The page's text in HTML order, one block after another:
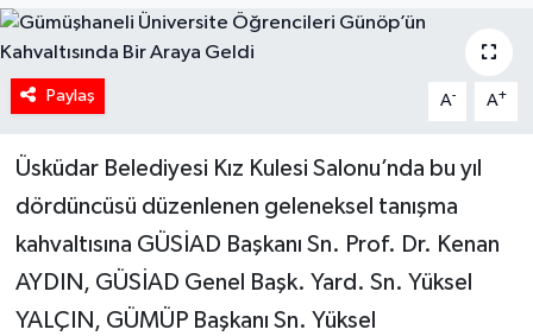
Paylaş A- A+
Üsküdar Belediyesi Kız Kulesi Salonu’nda bu yıl
dördüncüsü düzenlenen geleneksel tanışma
kahvaltısına GÜSİAD Başkanı Sn. Prof. Dr. Kenan
AYDIN, GÜSİAD Genel Başk. Yard. Sn. Yüksel
YALÇIN, GÜMÜP Başkanı Sn. Yüksel